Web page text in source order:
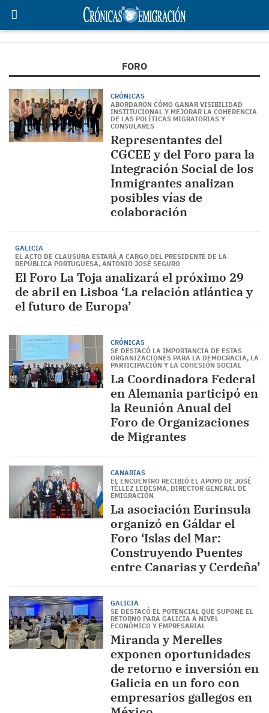
FORO
CRÓNICAS
ABORDARON CÓMO GANAR VISIBILIDAD
INSTITUCIONAL Y MEJORAR LA COHERENCIA
DE LAS POLÍTICAS MIGRATORIAS Y
CONSULARES
Representantes del
CGCEE y del Foro para la
Integración Social de los
Inmigrantes analizan
posibles vías de
colaboración
GALICIA
EL ACTO DE CLAUSURA ESTARÁ A CARGO DEL PRESIDENTE DE LA
REPÚBLICA PORTUGUESA, ANTÓNIO JOSÉ SEGURO
El Foro La Toja analizará el próximo 29
de abril en Lisboa ‘La relación atlántica y
el futuro de Europa’
CRÓNICAS
SE DESTACÓ LA IMPORTANCIA DE ESTAS
ORGANIZACIONES PARA LA DEMOCRACIA, LA
PARTICIPACIÓN Y LA COHESIÓN SOCIAL
La Coordinadora Federal
en Alemania participó en
la Reunión Anual del
Foro de Organizaciones
de Migrantes
CANARIAS
EL ENCUENTRO RECIBIÓ EL APOYO DE JOSÉ
TÉLLEZ LEDESMA, DIRECTOR GENERAL DE
EMIGRACIÓN
La asociación Eurinsula
organizó en Gáldar el
Foro ‘Islas del Mar:
Construyendo Puentes
entre Canarias y Cerdeña’
GALICIA
SE DESTACÓ EL POTENCIAL QUE SUPONE EL
RETORNO PARA GALICIA A NIVEL
ECONÓMICO Y EMPRESARIAL
Miranda y Merelles
exponen oportunidades
de retorno e inversión en
Galicia en un foro con
empresarios gallegos en